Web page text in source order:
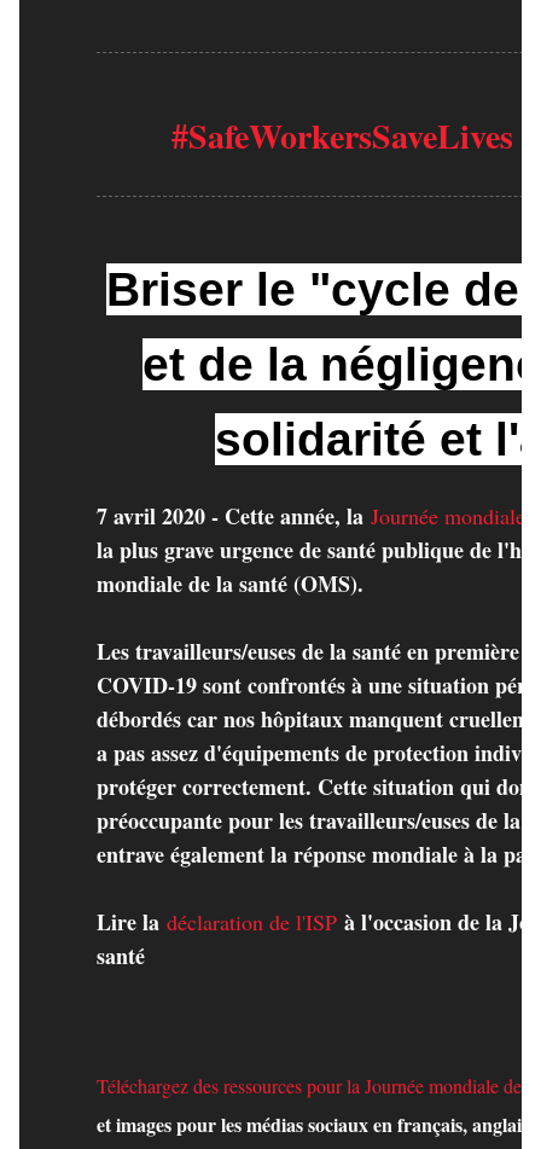
#SafeWorkersSaveLives
Briser le "cycle de
et de la
solidarité et
7 avril 2020 - Cette année, la Journée mondiale
la plus grave urgence de santé publique de
mondiale de la santé (OMS).
Les travailleurs/euses de la santé en première
COVID-19 sont confrontés à une situation
débordés car nos hôpitaux manquent
a pas assez d'équipements de protection
protéger correctement. Cette situation qui
préoccupante pour les travailleurs/euses de la
entrave également la réponse mondiale à la
Lire la déclaration de l'ISPà l'occasion de la
santé
Téléchargez des ressources pour la Journée mondiale de
et images pour les médias sociaux en français, anglais